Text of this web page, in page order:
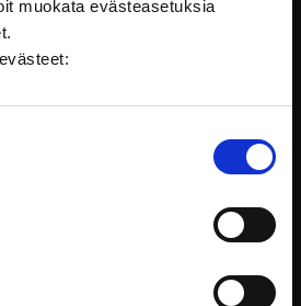
muokata evästeasetuksia
Koulutus on tarjolla vain englanniksi. Developers and